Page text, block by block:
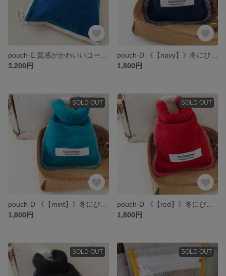
3,200円
pouch-D 《【navy】》冬にぴったりフリースもこもこポーチ
1,800円
SOLD OUT
pouch-D 《【mint】》冬にぴったりフリースもこもこポーチ
1,800円
SOLD OUT
pouch-D 《【red】》冬にぴったりフリースもこもこポーチ
1,800円
SOLD OUT SOLD OUT